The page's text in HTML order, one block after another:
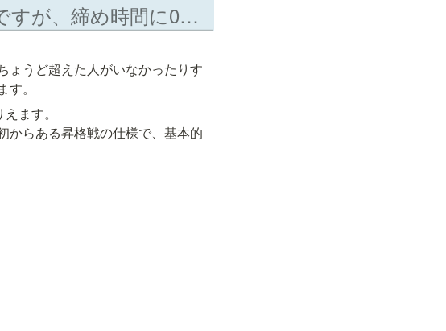
[FAQ] 締め時間の少し前に+1だったと思うのですが、締め時間に0になっていました。ありえますか？
ょうど超えた人がいなかったりす
。
ます。
からある昇格戦の仕様で、基本的